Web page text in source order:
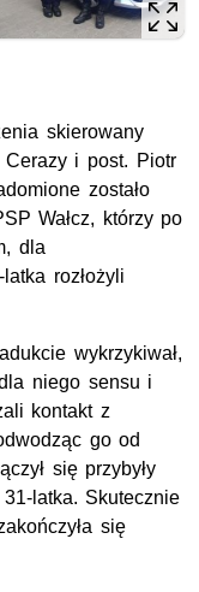
skierowany
i post. Piotr
zostało
Wałcz, którzy po
dla
rozłożyli
wykrzykiwał,
niego sensu i
kontakt z
go od
się przybyły
latka. Skutecznie
się